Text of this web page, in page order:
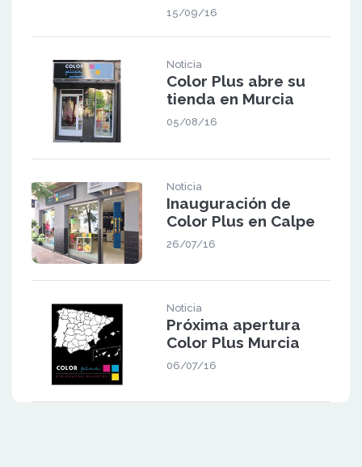
15/09/16
Noticia
Color Plus abre su
tienda en Murcia
05/08/16
Noticia
Inauguración de
Color Plus en Calpe
26/07/16
Noticia
Próxima apertura
Color Plus Murcia
06/07/16